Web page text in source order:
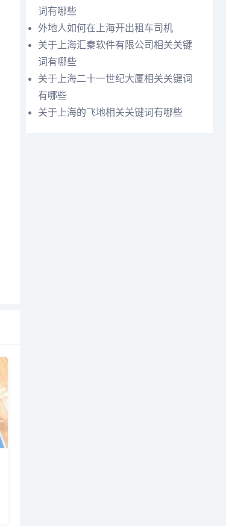
词有哪些
外地人如何在上海开出租车司机
关于上海汇秦软件有限公司相关关键
词有哪些
关于上海二十一世纪大厦相关关键词
有哪些
关于上海的飞地相关关键词有哪些